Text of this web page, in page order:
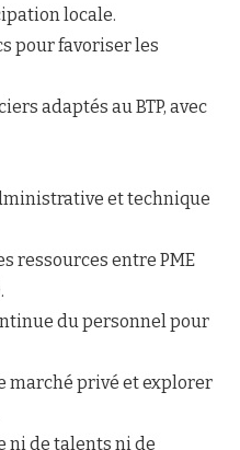
locale.
pour favoriser les
adaptés au BTP, avec
et technique
ressources entre PME
du personnel pour
marché privé et explorer
ni de talents ni de